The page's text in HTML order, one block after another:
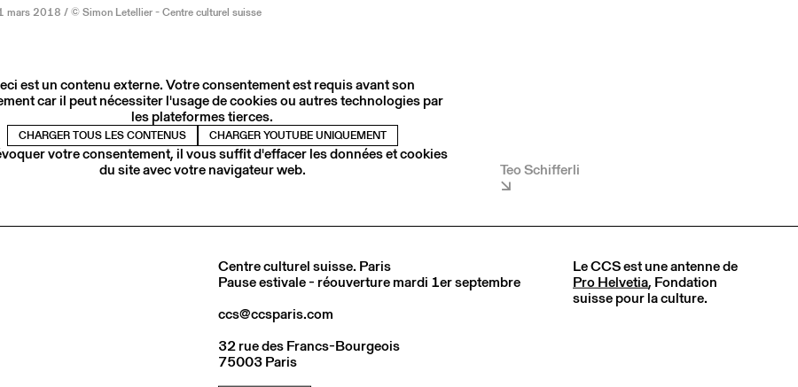
mars 2018 / © Simon Letellier - Centre culturel suisse
est un contenu externe. Votre consentement est requis avant son
car il peut nécessiter l'usage de cookies ou autres technologies par
les plateformes tierces.
CHARGER TOUS LES CONTENUS CHARGER YOUTUBE UNIQUEMENT
votre consentement, il vous suffit d'effacer les données et cookies
du site avec votre navigateur web. Teo Schifferli
Centre culturel suisse. Paris
Pause estivale - réouverture mardi 1er septembre
ccs@ccsparis.com
32 rue des Francs-Bourgeois
75003 Paris
Le CCS est une antenne de
Pro Helvetia, Fondation
suisse pour la culture.